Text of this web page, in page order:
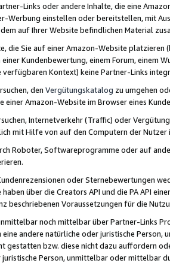
Links oder andere Inhalte, die eine
Werbung einstellen oder bereitstellen, mit
auf Ihrer Website befindlichen Material
die Sie auf einer Amazon-Website
Kundenbewertung, einem Forum, einem
verfügbaren Kontext) keine Partner-Links
den Vergütungskatalog zu umgehen
einer Amazon-Website im Browser eines
Internetverkehr (Traffic) oder
mit Hilfe von auf den Computern der
Roboter, Softwareprogramme oder auf
oder Sternebewertungen
haben über die Creators API und die PA API
beschriebenen Voraussetzungen für die
noch mittelbar über Partner-Links
andere natürliche oder juristische
gestatten bzw. diese nicht dazu auffordern
Person, unmittelbar oder mittelbar